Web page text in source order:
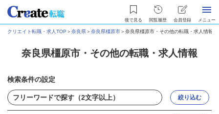
後で見る 閲覧履歴 会員登録 メニュー
クリエイト転職・求人TOP ＞奈良県＞奈良県橿原市＞奈良県橿原市・その他の転職・求人情報
奈良県橿原市・その他の転職・求人情報
検索条件の設定
絞り込む